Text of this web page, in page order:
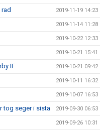
2019-11-19 14:23
2019-11-14 11:28
2019-10-22 12:33
2019-10-21 15:41
IF 2019-10-21 09:42
2019-10-11 16:32
2019-10-07 16:53
tog seger i sista 2019-09-30 06:53
2019-09-26 10:31